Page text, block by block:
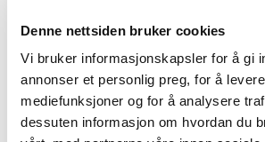
Denne nettsiden bruker cookies
Vi bruker informasjonskapsler for å gi
annonser et personlig preg, for å
mediefunksjoner og for å analysere
dessuten informasjon om hvordan du
mest populære artister synger
berømte motiver?
fremført